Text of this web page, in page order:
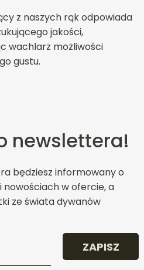
z naszych rąk odpowiada
jakości,
wachlarz możliwości
gustu.
newslettera!
będziesz informowany o
w ofercie, a
ze świata dywanów
ZAPISZ